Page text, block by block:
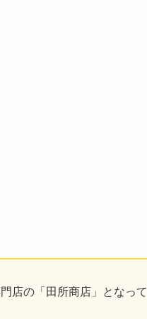
店の「田所商店」となって